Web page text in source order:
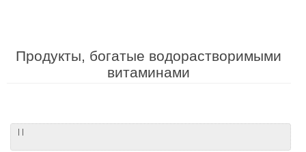
Продукты, богатые водорастворимыми
витаминами
| |